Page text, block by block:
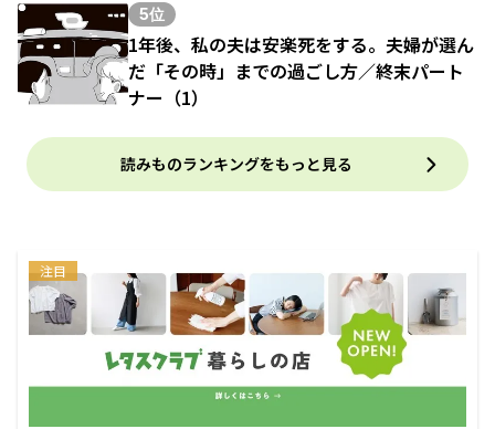
5位
1年後、私の夫は安楽死をする。夫婦が選ん
だ「その時」までの過ごし方／終末パート
ナー（1）
読みものランキングをもっと見る
注目